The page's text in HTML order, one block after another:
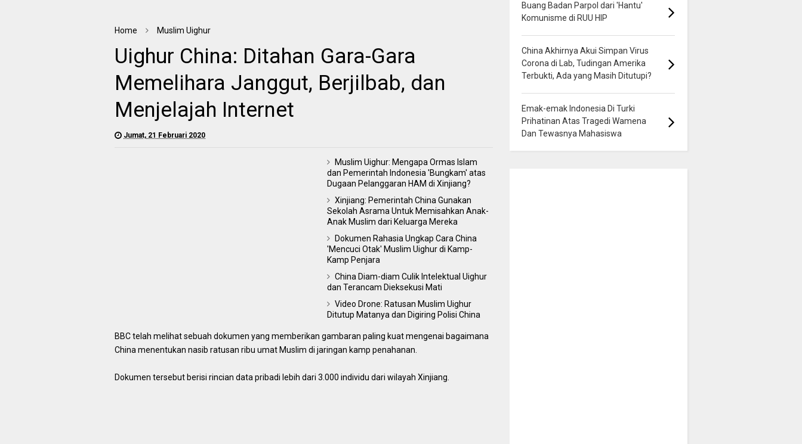
Home Muslim Uighur
Uighur China: Ditahan Gara-Gara
Memelihara Janggut, Berjilbab, dan
Menjelajah Internet
Jumat, 21 Februari 2020
Muslim Uighur: Mengapa Ormas Islam
dan Pemerintah Indonesia 'Bungkam' atas
Dugaan Pelanggaran HAM di Xinjiang?
Xinjiang: Pemerintah China Gunakan
Sekolah Asrama Untuk Memisahkan Anak-
Anak Muslim dari Keluarga Mereka
Dokumen Rahasia Ungkap Cara China
'Mencuci Otak' Muslim Uighur di Kamp-
Kamp Penjara
China Diam-diam Culik Intelektual Uighur
dan Terancam Dieksekusi Mati
Video Drone: Ratusan Muslim Uighur
Ditutup Matanya dan Digiring Polisi China
BBC telah melihat sebuah dokumen yang memberikan gambaran paling kuat mengenai bagaimana
China menentukan nasib ratusan ribu umat Muslim di jaringan kamp penahanan.
Dokumen tersebut berisi rincian data pribadi lebih dari 3.000 individu dari wilayah Xinjiang.
Buang Badan Parpol dari 'Hantu'
Komunisme di RUU HIP
China Akhirnya Akui Simpan Virus
Corona di Lab, Tudingan Amerika
Terbukti, Ada yang Masih Ditutupi?
Emak-emak Indonesia Di Turki
Prihatinan Atas Tragedi Wamena
Dan Tewasnya Mahasiswa